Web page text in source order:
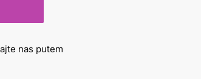
nas putem